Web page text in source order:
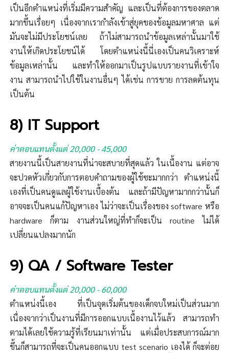
เป็นอีกตำแหน่งที่เริ่มมีความสำคัญ และเป็นที่ต้องการของตลาด
มากขึ้นเรื่อยๆ เนื่องจากเรากำลังเข้าสู่ยุคของข้อมูลมหาศาล แต่
มันจะไม่มีประโยชน์เลย ถ้าไม่สามารถนำข้อมูลเหล่านั้นมาใช้
งานให้เกิดประโยชน์ได้ โดยตำแหน่งนี้นี่เองเป็นคนวิเคราะห์
ข้อมูลเหล่านั้น และทำให้ออกมาเป็นรูปแบบรายงานที่เข้าใจ
งาน สามารถนำไปใช้ในงานอื่นๆ ได้เช่น การขาย การลดต้นทุน
เป็นต้น
8) IT Support
ค่าตอบแทนตั้งแต่ 20,000 - 45,000
สายงานนี้เป็นสายงานที่น่าจะสบายที่สุดแล้ว ในเนื้องาน แต่อาจ
จะปวดหัวเกี่ยวกับการตอบคำถามของผู้ใช้ซะมากกว่า ตำแหน่งนี้
เองที่เป็นคนดูแลผู้ใช้งานเบื้องต้น และถ้ามีปัญหามากกว่านั้นก็
อาจจะเป็นคนแก้ปัญหาเอง ไม่ว่าจะเป็นเรื่องของ software หรือ
hardware ก็ตาม งานส่วนใหญ่ที่ทำก็จะเป็น routine ไม่ได้
เปลี่ยนแปลงมากนัก
9) QA / Software Tester
ค่าตอบแทนตั้งแต่ 20,000 - 60,000
ตำแหน่งนี้เอง ที่เป็นจุดเริ่มต้นของเด็กจบใหม่เป็นส่วนมาก
เนื่องจากว่าเป็นงานที่มีการออกแบบเนื้องานไว้แล้ว สามารถทำ
ตามได้เลยใช้ความรู้ที่เรียนมาเท่านั้น แต่เมื่อประสบการณ์มาก
ขึ้นก็สามารถที่จะเป็นคนออกแบบ test scenario เองได้ ก็จะต่อย